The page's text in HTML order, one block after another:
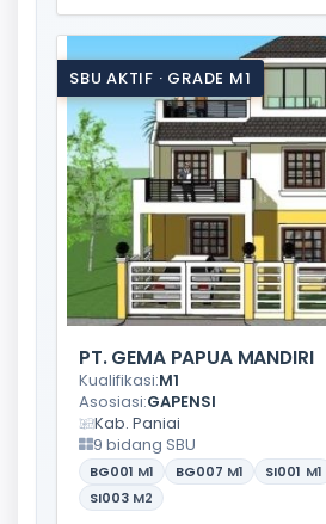
SBU AKTIF · GRADE M1
PT. GEMA PAPUA MANDIRI
Kualifikasi:M1
Asosiasi:GAPENSI
Kab. Paniai
9 bidang SBU
BG001 M1 BG007 M1 SI001 M1
SI003 M2